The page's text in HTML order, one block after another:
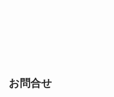
お問合せ